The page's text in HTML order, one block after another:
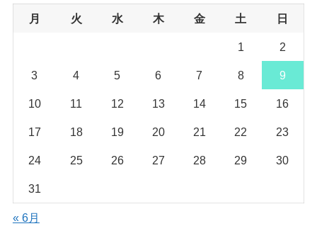
月 火 水 木 金 土 日
1 2
3 4 5 6 7 8 9
10 11 12 13 14 15 16
17 18 19 20 21 22 23
24 25 26 27 28 29 30
31
« 6月